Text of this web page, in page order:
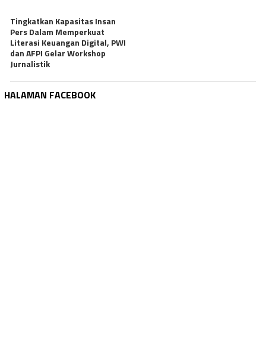
Tingkatkan Kapasitas Insan
Pers Dalam Memperkuat
Literasi Keuangan Digital, PWI
dan AFPI Gelar Workshop
Jurnalistik
HALAMAN FACEBOOK